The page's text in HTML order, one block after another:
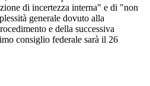
di incertezza interna" e di "non
generale dovuto alla
e della successiva
consiglio federale sarà il 26